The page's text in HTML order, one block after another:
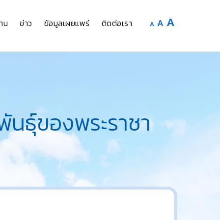
น ข่าว ข้อมูลเผยแพร่ ติดต่อเรา A Decrease
A Reset
size.
A
size.
ธุ์ของพระราชา